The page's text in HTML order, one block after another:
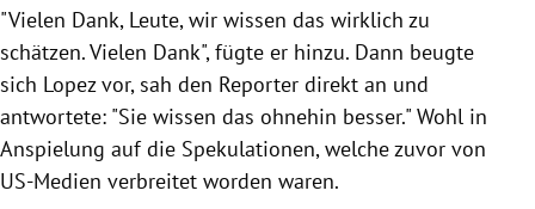
"Vielen Dank, Leute, wir wissen das wirklich zu
schätzen. Vielen Dank", fügte er hinzu. Dann beugte
sich Lopez vor, sah den Reporter direkt an und
antwortete: "Sie wissen das ohnehin besser." Wohl in
Anspielung auf die Spekulationen, welche zuvor von
US-Medien verbreitet worden waren.